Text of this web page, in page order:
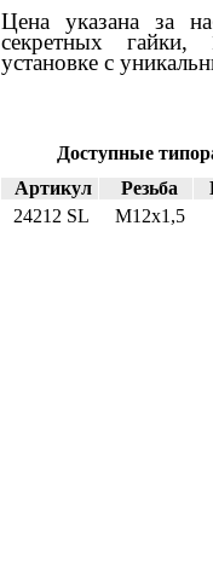
Цена указана за
секретных гайки,
установке с
Доступные
Артикул
Резьба
24212 SL
М12х1,5